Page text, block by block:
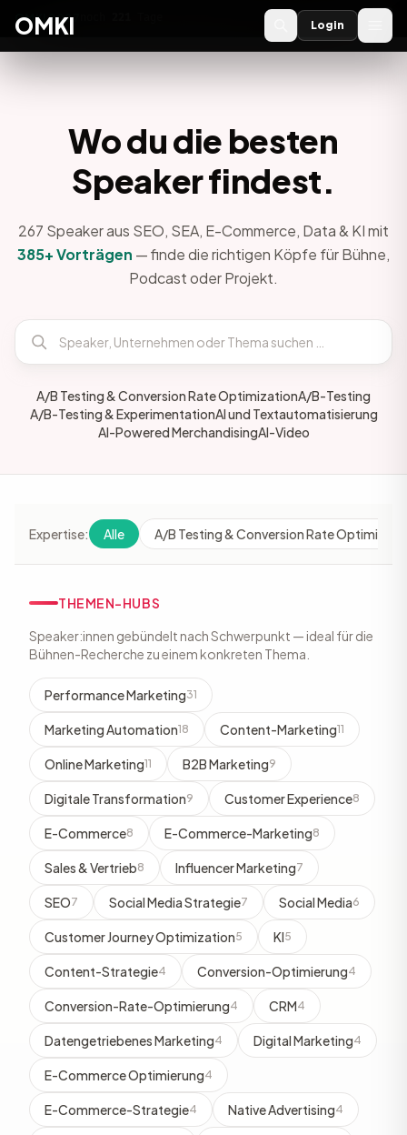
OMKI 2027
OMKI Login
Wo du die besten
Speaker findest.
267 Speaker aus SEO, SEA, E-Commerce, Data & KI mit
385+ Vorträgen — finde die richtigen Köpfe für Bühne,
Podcast oder Projekt.
A/B Testing & Conversion Rate OptimizationA/B-Testing
A/B-Testing & ExperimentationAI und Textautomatisierung
AI-Powered MerchandisingAI-Video
Expertise: Alle A/B Testing & Conversion Rate
THEMEN-HUBS
Speaker:innen gebündelt nach Schwerpunkt — ideal für die
Bühnen-Recherche zu einem konkreten Thema.
Performance Marketing31
Marketing Automation18 Content-Marketing11
Online Marketing11 B2B Marketing9
Digitale Transformation9 Customer Experience8
E-Commerce8 E-Commerce-Marketing8
Sales & Vertrieb8 Influencer Marketing7
SEO7 Social Media Strategie7 Social Media6
Customer Journey Optimization5 KI5
Content-Strategie4 Conversion-Optimierung4
Conversion-Rate-Optimierung4 CRM4
Datengetriebenes Marketing4 Digital Marketing4
E-Commerce Optimierung4
E-Commerce-Strategie4 Native Advertising4